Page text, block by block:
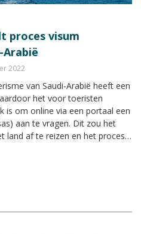
proces visum
Arabië
2022
van Saudi-Arabië heeft een
het voor toeristen
is om online via een portaal een
aan te vragen. Dit zou het
land af te reizen en het proces